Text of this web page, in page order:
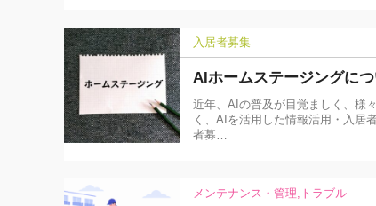
入居者募集
AIホームステージングに
近年、AIの普及が目覚ましく、様
く、AIを活用した情報活用・入居
者募…
メンテナンス・管理 トラブル